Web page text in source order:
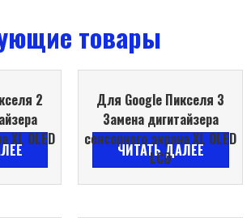
товары
2
XL OLED
Для Google Пикселя 3
Замена дигитайзера
сенсорного экрана XL OLED
LCD
ЧИТАТЬ ДАЛЕЕ